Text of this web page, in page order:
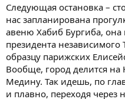
Следующая остановка –
нас запланирована
авеню Хабиб Бургиба, она
президента
образцу парижских
Вообще, город делится
Медину. Так идешь, по
и плавно, переходя через